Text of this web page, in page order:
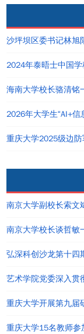
沙坪坝区委书记林旭
2024年泰晤士中国
海南大学校长骆清铭
2026年大学生“AI+信
南京大学副校长索文
南京大学校长谈哲敏
弘深科创沙龙第十四
艺术学院党委深入贯
重庆大学开展第九届
重庆大学15名教师参